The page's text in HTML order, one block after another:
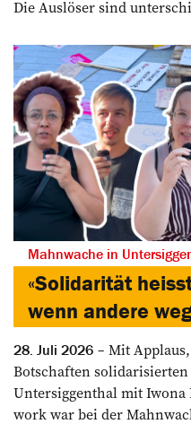
Die Auslöser sind
Mahnwache in
«Solidarität
wenn andere
28. Juli 2026
Mit
Botschaften
Untersiggenthal mit
work war bei der